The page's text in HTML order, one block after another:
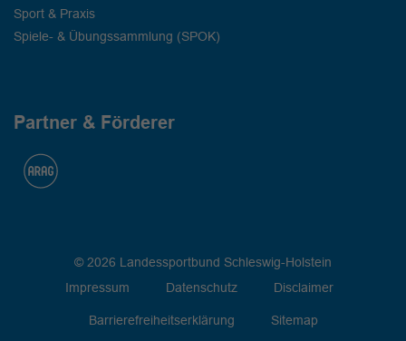
Sport & Praxis
Spiele- & Übungssammlung (SPOK)
Partner & Förderer
© 2026 Landessportbund Schleswig-Holstein
Impressum
Datenschutz Disclaimer
Barrierefreiheitserklärung Sitemap